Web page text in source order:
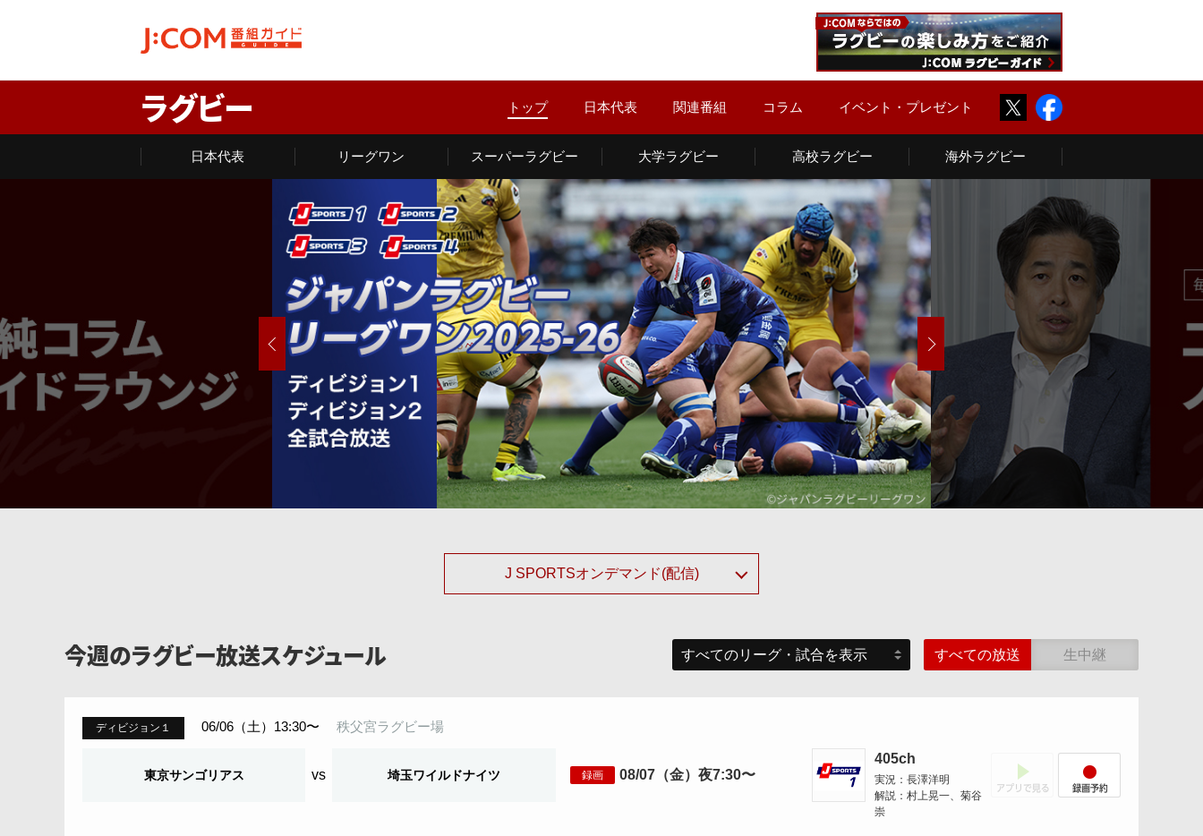
ラグビー トップ 日本代表 関連番組 コラム イベント・プレゼント Twitter
日本代表 リーグワン スーパーラグビー 大学ラグビー 高校ラグビー 海外ラグビー
NEXT
J SPORTSオンデマンド(配信)
今週のラグビー放送スケジュール すべての放送 生中継
ディビジョン１ 06/06（土）13:30〜 秩父宮ラグビー場
東京サンゴリアス vs 埼玉ワイルドナイツ 録画 08/07（金）夜7:30〜
405ch
実況：長澤洋明
解説：村上晃一、菊谷
崇